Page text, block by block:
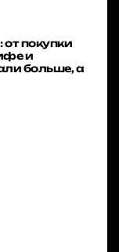
покупки
и
больше, а